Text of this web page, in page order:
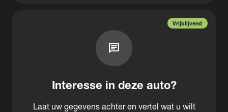
Vrijblijvend
chat
Interesse in deze auto?
Laat uw gegevens achter en vertel wat u wilt